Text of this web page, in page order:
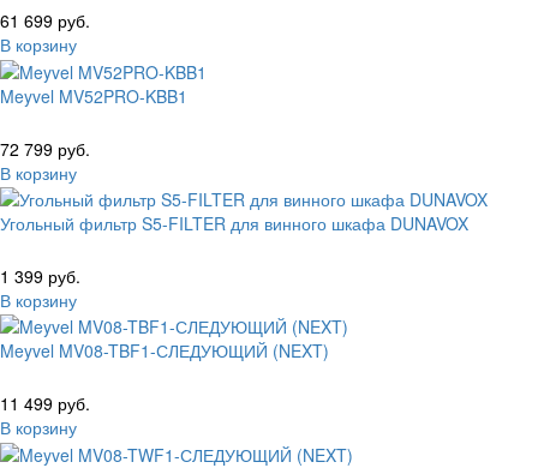
61 699 руб.
В корзину
Meyvel MV52PRO-KBB1
72 799 руб.
В корзину
Угольный фильтр S5-FILTER для винного шкафа DUNAVOX
1 399 руб.
В корзину
Meyvel MV08-TBF1-СЛЕДУЮЩИЙ (NEXT)
11 499 руб.
В корзину